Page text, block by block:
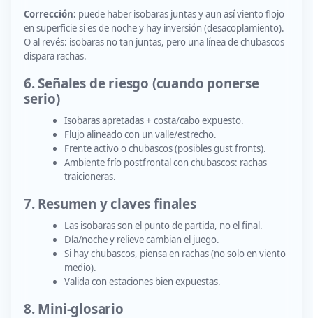
Corrección: puede haber isobaras juntas y aun así viento flojo
en superficie si es de noche y hay inversión (desacoplamiento).
O al revés: isobaras no tan juntas, pero una línea de chubascos
dispara rachas.
6. Señales de riesgo (cuando ponerse
serio)
Isobaras apretadas + costa/cabo expuesto.
Flujo alineado con un valle/estrecho.
Frente activo o chubascos (posibles gust fronts).
Ambiente frío postfrontal con chubascos: rachas
traicioneras.
7. Resumen y claves finales
Las isobaras son el punto de partida, no el final.
Día/noche y relieve cambian el juego.
Si hay chubascos, piensa en rachas (no solo en viento
medio).
Valida con estaciones bien expuestas.
8. Mini-glosario